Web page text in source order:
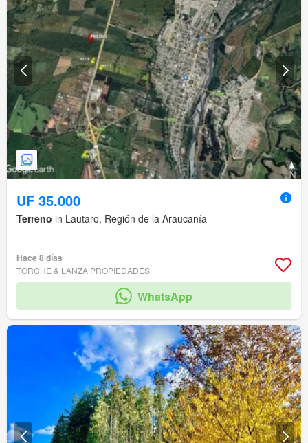
UF 35.000
Terreno in Lautaro, Región de la Araucanía
Hace 8 días
TORCHE & LANZA PROPIEDADES
WhatsApp